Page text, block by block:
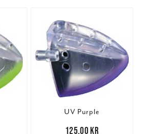
UV Purple
125,00 kr
125,00 kr